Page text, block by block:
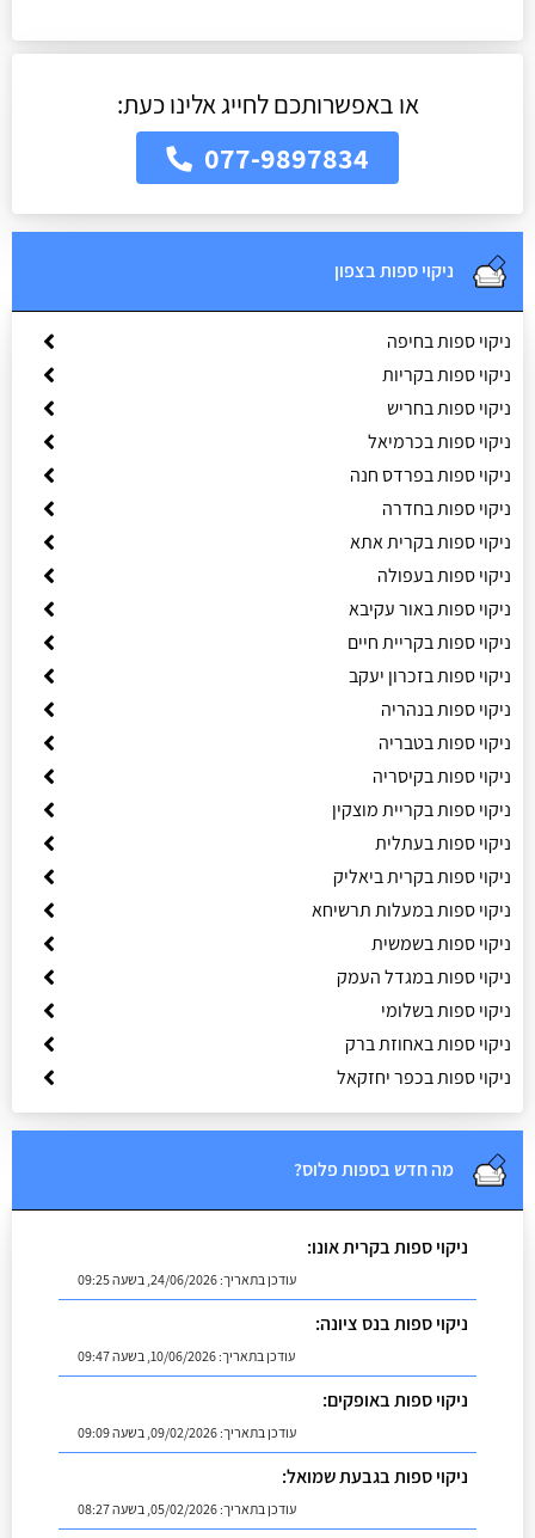
או באפשרותכם לחייג אלינו כעת:
077-9897834
ניקוי ספות בצפון
ניקוי ספות בחיפה
ניקוי ספות בקריות
ניקוי ספות בחריש
ניקוי ספות בכרמיאל
ניקוי ספות בפרדס חנה
ניקוי ספות בחדרה
ניקוי ספות בקרית אתא
ניקוי ספות בעפולה
ניקוי ספות באור עקיבא
ניקוי ספות בקריית חיים
ניקוי ספות בזכרון יעקב
ניקוי ספות בנהריה
ניקוי ספות בטבריה
ניקוי ספות בקיסריה
ניקוי ספות בקריית מוצקין
ניקוי ספות בעתלית
ניקוי ספות בקרית ביאליק
ניקוי ספות במעלות תרשיחא
ניקוי ספות בשמשית
ניקוי ספות במגדל העמק
ניקוי ספות בשלומי
ניקוי ספות באחוזת ברק
ניקוי ספות בכפר יחזקאל
מה חדש בספות פלוס?
ניקוי ספות בקרית אונו:
עודכן בתאריך:24/06/2026, בשעה 09:25
ניקוי ספות בנס ציונה:
עודכן בתאריך:10/06/2026, בשעה 09:47
ניקוי ספות באופקים:
עודכן בתאריך:09/02/2026, בשעה 09:09
ניקוי ספות בגבעת שמואל:
עודכן בתאריך:05/02/2026, בשעה 08:27